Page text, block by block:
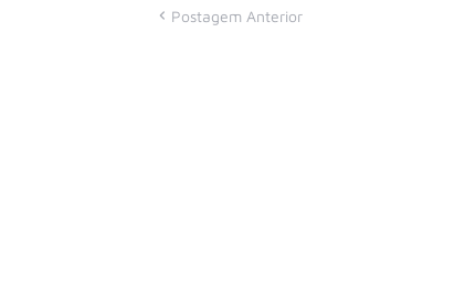
Postagem Anterior